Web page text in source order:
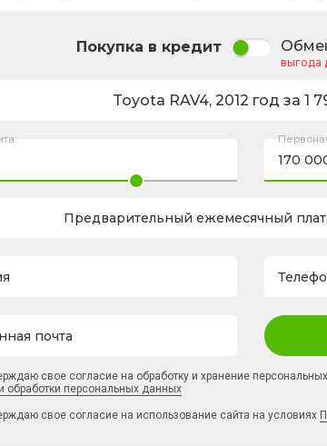
Покупка в кредит
выгода
Toyota RAV4, 2012 год за 1
Предварительный ежемесячный
почта
свое согласие на обработку и хранение
обработки персональных данных
свое согласие на использование сайта на условиях